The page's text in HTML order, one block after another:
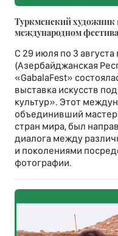
Туркменский
международном
С 29 июля по 3 августа
(Азербайджанская
«GabalaFest»
выставка искусств
культур». Этот
объединивший
стран мира, был
диалога между
и поколениями
фотографии.